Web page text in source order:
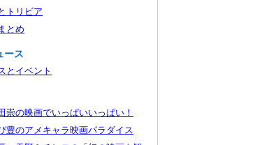
トリビア
とめ
ース
とイベント
崇の映画でいっぱいいっぱい！
豊のアメキャラ映画パラダイス